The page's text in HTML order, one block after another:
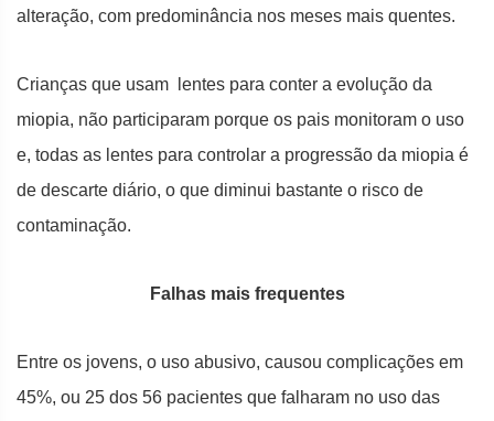
alteração, com predominância nos meses mais quentes.
Crianças que usam lentes para conter a evolução da
miopia, não participaram porque os pais monitoram o uso
e, todas as lentes para controlar a progressão da miopia é
de descarte diário, o que diminui bastante o risco de
contaminação.
Falhas mais frequentes
Entre os jovens, o uso abusivo, causou complicações em
45%, ou 25 dos 56 pacientes que falharam no uso das